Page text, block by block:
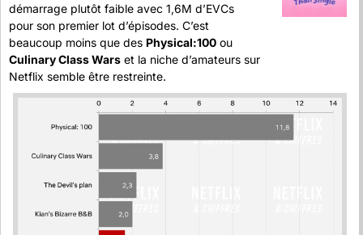
démarrage plutôt faible avec 1,6M d’EVCs
pour son premier lot d’épisodes. C’est
beaucoup moins que des Physical:100
Culinary Class Wars et la niche d’amateurs sur
Netflix semble être restreinte.